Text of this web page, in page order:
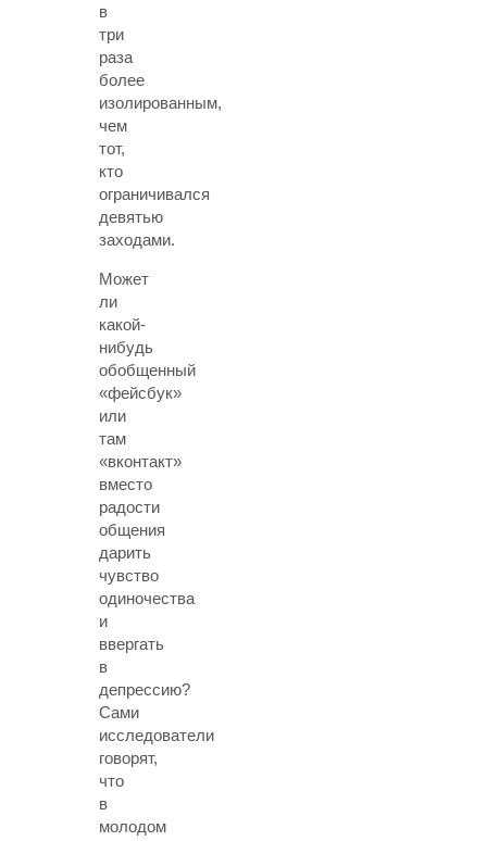
в
три
раза
более
изолированным,
чем
тот,
кто
ограничивался
девятью
заходами.
Может
ли
какой-
нибудь
обобщенный
«фейсбук»
или
там
«вконтакт»
вместо
радости
общения
дарить
чувство
одиночества
и
ввергать
в
депрессию?
Сами
исследователи
говорят,
что
в
молодом